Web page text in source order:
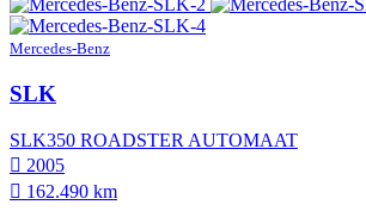
Mercedes-Benz
SLK
SLK350 ROADSTER AUTOMAAT
2005
162.490 km